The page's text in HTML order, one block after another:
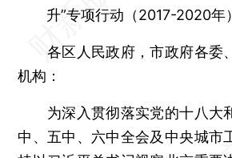
升”专项行动（2017-2020年
各区人民政府，市政府各委
机构：
为深入贯彻落实党的十八大
中、五中、六中全会及中央城市